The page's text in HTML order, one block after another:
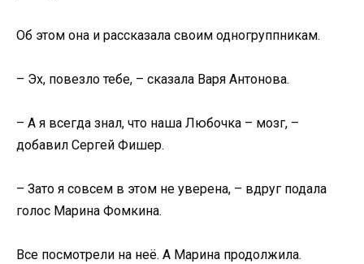
Об этом она и рассказала своим одногруппникам.
– Эх, повезло тебе, – сказала Варя Антонова.
– А я всегда знал, что наша Любочка – мозг, –
добавил Сергей Фишер.
– Зато я совсем в этом не уверена, – вдруг подала
голос Марина Фомкина.
Все посмотрели на неё. А Марина продолжила.